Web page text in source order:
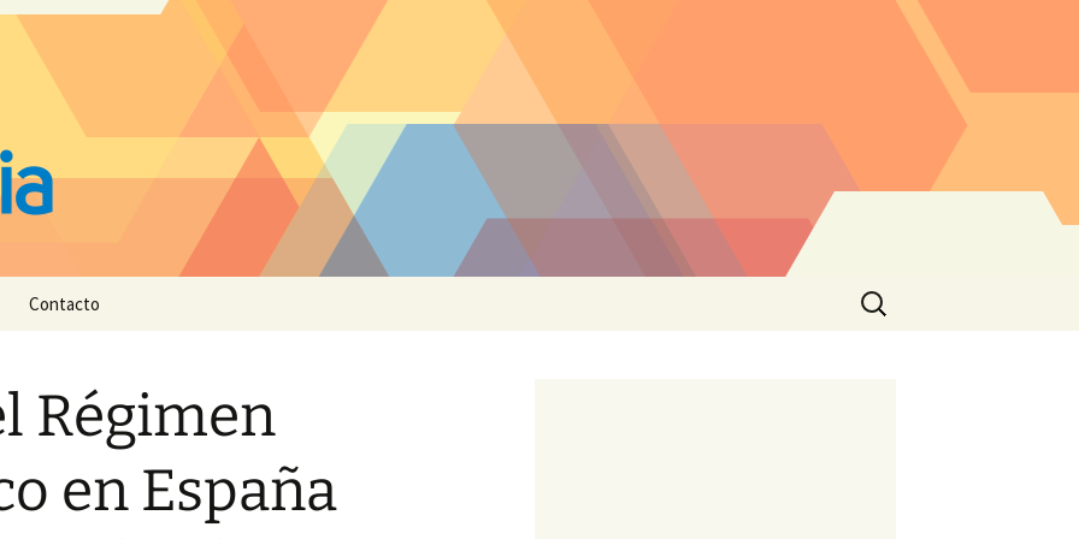
Contacto
Buscar:
Régimen
en España